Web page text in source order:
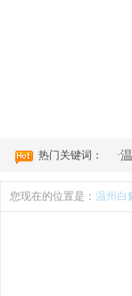
热门关键词： ·
您现在的位置是： 温州白